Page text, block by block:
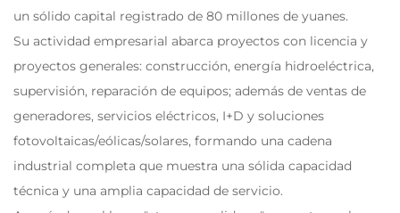
un sólido capital registrado de 80 millones de yuanes.
Su actividad empresarial abarca proyectos con licencia y
proyectos generales: construcción, energía hidroeléctrica,
supervisión, reparación de equipos; además de ventas de
generadores, servicios eléctricos, I+D y soluciones
fotovoltaicas/eólicas/solares, formando una cadena
industrial completa que muestra una sólida capacidad
técnica y una amplia capacidad de servicio.